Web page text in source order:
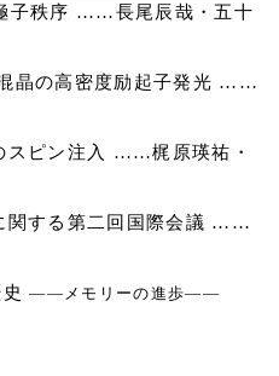
子秩序 ……長尾辰哉・五十
晶の高密度励起子発光 ……
スピン注入 ……梶原瑛祐・
関する第二回国際会議 ……
史――メモリーの進歩――